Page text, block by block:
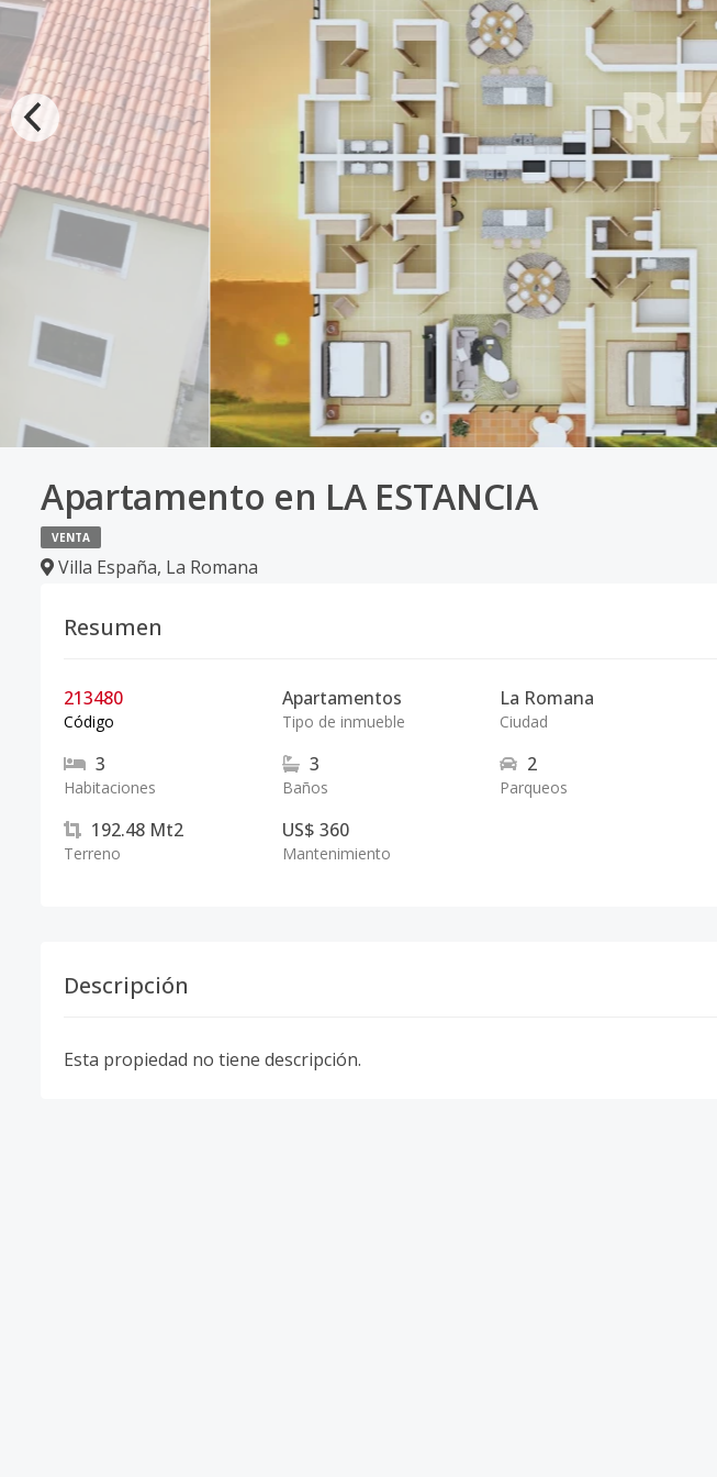
Apartamento en LA ESTANCIA
VENTA
Villa España, La Romana
Resumen
213480
Código
Apartamentos
Tipo de inmueble
La Romana
Ciudad
3
Habitaciones
3
Baños
2
Parqueos
192.48 Mt2
Terreno
US$ 360
Mantenimiento
Descripción
Esta propiedad no tiene descripción.